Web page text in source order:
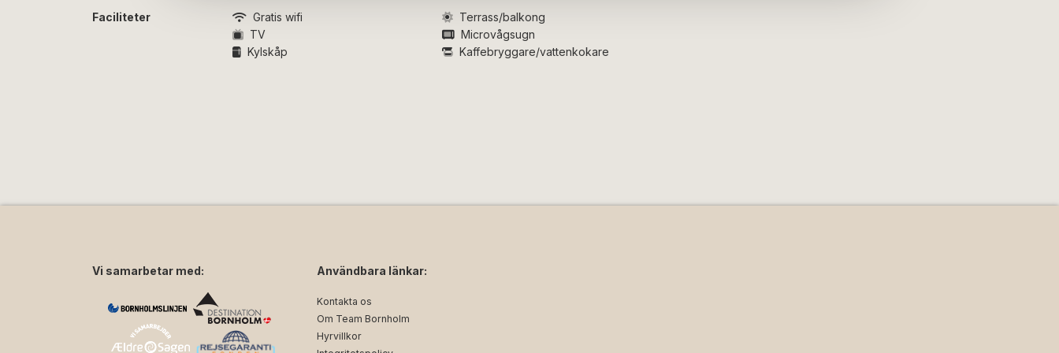
Alla lägenheter har egen balkong eller terrass med utemöbler och havsutsikt och
ligger antingen i markplan eller på första våningen.
Faciliteter Gratis wifi
Terrass/balkong
TV
Microvågsugn
Kylskåp
Kaffebryggare/vattenkokare
Vi samarbetar med: Användbara länkar:
Kontakta os
Om Team Bornholm
Hyrvillkor